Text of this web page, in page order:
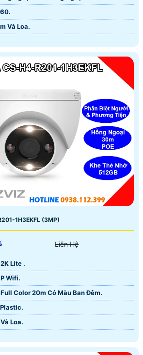
Và Loa.
1H3EKFL (3MP)
Liên Hệ
2K Lite .
Wifi.
Full Color 20m Có Màu Ban Ðêm.
Loa.